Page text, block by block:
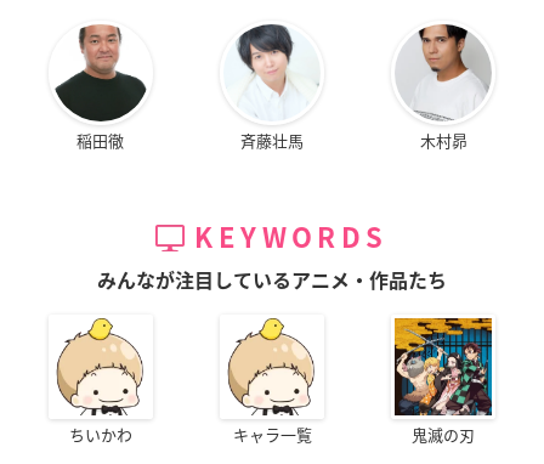
稲田徹 斉藤壮馬 木村昴
KEYWORDS
みんなが注目しているアニメ・作品たち
ちいかわ キャラ一覧 鬼滅の刃